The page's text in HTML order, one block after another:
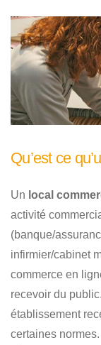
Qu’est ce
Un local
activité
(banque/
infirmier/cabinet
commerce en
recevoir du
établissement
certaines